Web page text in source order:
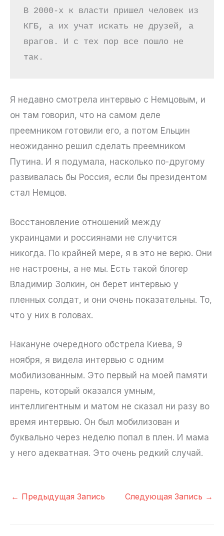
В 2000-х к власти пришел человек из
КГБ, а их учат искать не друзей, а
врагов. И с тех пор все пошло не
так.
Я недавно смотрела интервью с Немцовым, и
он там говорил, что на самом деле
преемником готовили его, а потом Ельцин
неожиданно решил сделать преемником
Путина. И я подумала, насколько по-другому
развивалась бы Россия, если бы президентом
стал Немцов.
Восстановление отношений между
украинцами и россиянами не случится
никогда. По крайней мере, я в это не верю. Они
не настроены, а не мы. Есть такой блогер
Владимир Золкин, он берет интервью у
пленных солдат, и они очень показательны. То,
что у них в головах.
Накануне очередного обстрела Киева, 9
ноября, я видела интервью с одним
мобилизованным. Это первый на моей памяти
парень, который оказался умным,
интеллигентным и матом не сказал ни разу во
время интервью. Он был мобилизован и
буквально через неделю попал в плен. И мама
у него адекватная. Это очень редкий случай.
← Предыдущая Запись Следующая Запись →